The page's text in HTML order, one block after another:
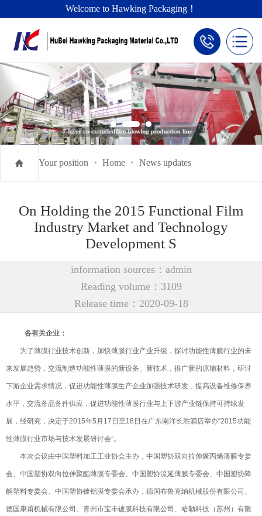
Welcome to Hawking Packaging！
Your position Home News updates
On Holding the 2015 Functional Film
Industry Market and Technology
Development S
information sources：admin
Reading volume：3109
Release time：2020-09-18
各有关企业：
为了薄膜行业技术创新，加快薄膜行业产业升级，探讨功能性薄膜行业的未
来发展趋势，交流制造功能性薄膜的新设备、新技术，推广新的原辅材料，研讨
下游企业需求情况，促进功能性薄膜生产企业加强技术研发，提高设备维修保养
水平，交流备品备件供应，促进功能性薄膜行业与上下游产业链保持可持续发
展，经研究，决定于2015年5月17日至18日在广东南洋长胜酒店举办“2015功能
性薄膜行业市场与技术发展研讨会”。
本次会议由中国塑料加工工业协会主办，中国塑协双向拉伸聚丙烯薄膜专委
会、中国塑协双向拉伸聚酯薄膜专委会、中国塑协流延薄膜专委会、中国塑协降
解塑料专委会、中国塑协镀铝膜专委会承办，德国布鲁克纳机械股份有限公司、
德国康甫机械有限公司、青州市宝丰镀膜科技有限公司、哈勒科技（苏州）有限